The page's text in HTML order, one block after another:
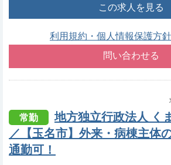
この求人を見る
利用規約・個人情報保護方針
常勤
地方独立行政法人 く
／【玉名市】外来・病棟主体
通勤可！